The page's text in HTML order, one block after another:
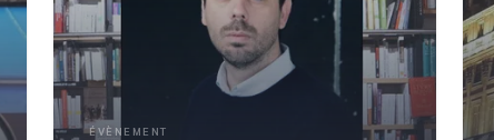
ÉVÈNEMENT